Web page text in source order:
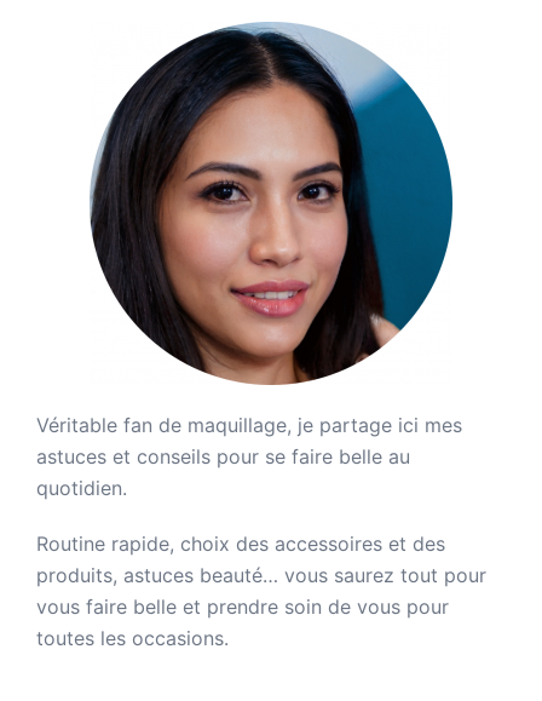
Véritable fan de maquillage, je partage ici mes
astuces et conseils pour se faire belle au
quotidien.
Routine rapide, choix des accessoires et des
produits, astuces beauté… vous saurez tout pour
vous faire belle et prendre soin de vous pour
toutes les occasions.